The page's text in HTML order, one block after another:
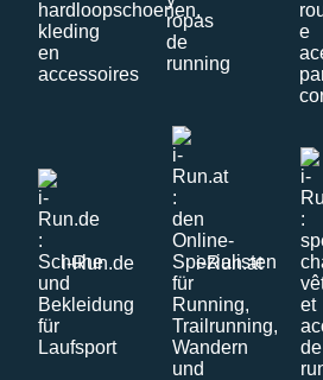
i-Run.de i-Run.at